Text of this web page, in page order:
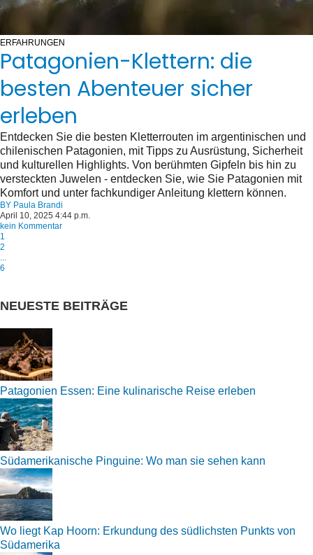
ERFAHRUNGEN
Patagonien-Klettern: die
besten Abenteuer sicher
erleben
Entdecken Sie die besten Kletterrouten im argentinischen und
chilenischen Patagonien, mit Tipps zu Ausrüstung, Sicherheit
und kulturellen Highlights. Von berühmten Gipfeln bis hin zu
versteckten Juwelen - entdecken Sie, wie Sie Patagonien mit
Komfort und unter fachkundiger Anleitung klettern können.
BY Paula Brandi
April 10, 2025 4:44 p.m.
kein Kommentar
1
2
...
6
NEUESTE BEITRÄGE
Patagonien Essen: Eine kulinarische Reise erleben
Südamerikanische Pinguine: Wo man sie sehen kann
Wo liegt Kap Hoorn: Erkundung des südlichsten Punkts von
Südamerika